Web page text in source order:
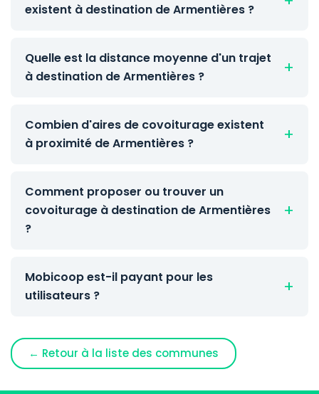
existent à destination de Armentières ?
Quelle est la distance moyenne d'un trajet
à destination de Armentières ?
Combien d'aires de covoiturage existent
à proximité de Armentières ?
Comment proposer ou trouver un
covoiturage à destination de Armentières
?
Mobicoop est-il payant pour les
utilisateurs ?
← Retour à la liste des communes